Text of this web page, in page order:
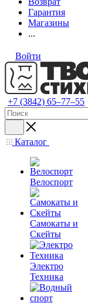
Гарантия
Магазины
...
Войти
+7 (3842) 65–77–55
Каталог
Велоспорт
Самокаты и
Скейты
Электро
Техника